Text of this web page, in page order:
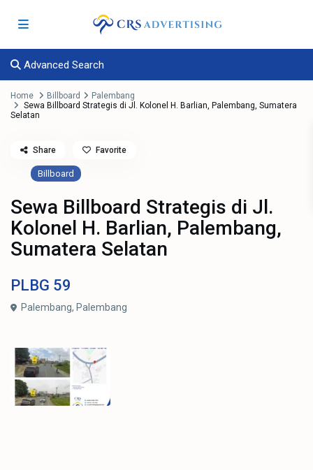
Advanced Search
Home Billboard
Palembang
Sewa Billboard Strategis di Jl. Kolonel H. Barlian, Palembang, Sumatera
Selatan
Billboard
Sewa Billboard Strategis di Jl.
Kolonel H. Barlian, Palembang,
Sumatera Selatan
PLBG 59
Palembang, Palembang
Share Favorite